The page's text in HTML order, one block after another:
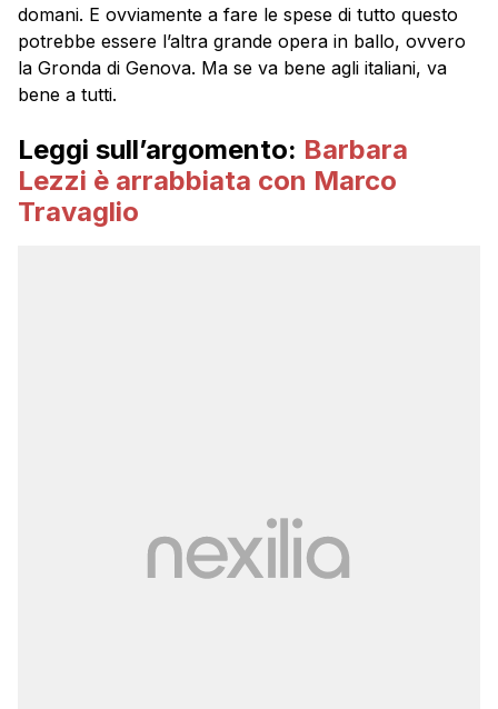
domani. E ovviamente a fare le spese di tutto questo
potrebbe essere l’altra grande opera in ballo, ovvero
la Gronda di Genova. Ma se va bene agli italiani, va
bene a tutti.
Leggi sull’argomento: Barbara
Lezzi è arrabbiata con Marco
Travaglio